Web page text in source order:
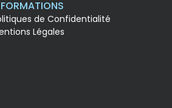
de Confidentialité
Légales